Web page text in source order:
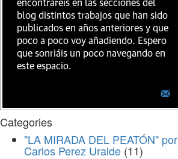
encontrareis en las secciones del
blog distintos trabajos que han sido
publicados en años anteriores y que
poco a poco voy añadiendo. Espero
que sonriáis un poco navegando en
este espacio.
Categories
"LA MIRADA DEL PEATÓN" por
Carlos Perez Uralde (11)